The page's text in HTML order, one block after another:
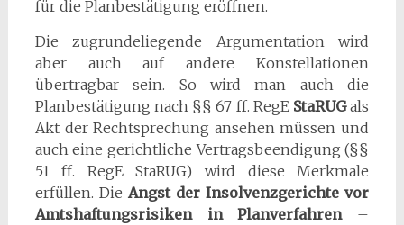
für die Planbestätigung eröffnen.
Die zugrundeliegende Argumentation wird
aber auch auf andere Konstellationen
übertragbar sein. So wird man auch die
Planbestätigung nach §§ 67 ff. RegE StaRUGals
Akt der Rechtsprechung ansehen müssen und
auch eine gerichtliche Vertragsbeendigung (§§
51 ff. RegE StaRUG) wird diese Merkmale
erfüllen. Die Angst der Insolvenzgerichte vor
Amtshaftungsrisiken in Planverfahren–